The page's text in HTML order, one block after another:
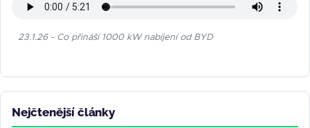
23.1.26 - Co přináší 1000 kW nabíjení od BYD
Nejčtenější články